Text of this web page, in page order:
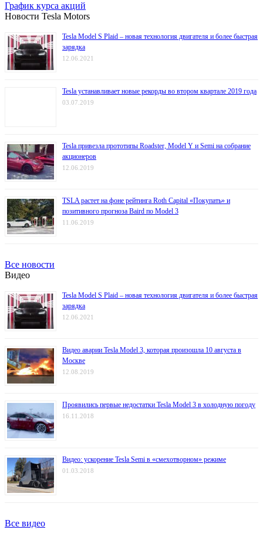
График курса акций
Новости Tesla Motors
Tesla Model S Plaid – новая технология двигателя и более быстрая
зарядка
12.06.2021
Tesla устанавливает новые рекорды во втором квартале 2019 года
03.07.2019
Tesla привезла прототипы Roadster, Model Y и Semi на собрание
акционеров
12.06.2019
TSLA растет на фоне рейтинга Roth Capital «Покупать» и
позитивного прогноза Baird по Model 3
11.06.2019
Все новости
Видео
Tesla Model S Plaid – новая технология двигателя и более быстрая
зарядка
12.06.2021
Видео аварии Tesla Model 3, которая произошла 10 августа в
Москве
12.08.2019
Проявились первые недостатки Tesla Model 3 в холодную погоду
16.11.2018
Видео: ускорение Tesla Semi в «смехотворном» режиме
01.03.2018
Все видео